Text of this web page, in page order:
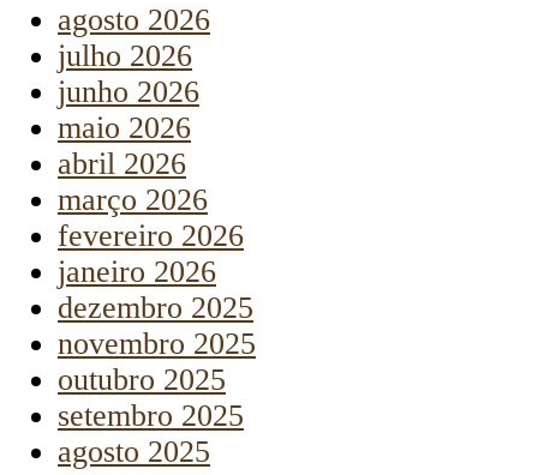
agosto 2026
julho 2026
junho 2026
maio 2026
abril 2026
março 2026
fevereiro 2026
janeiro 2026
dezembro 2025
novembro 2025
outubro 2025
setembro 2025
agosto 2025